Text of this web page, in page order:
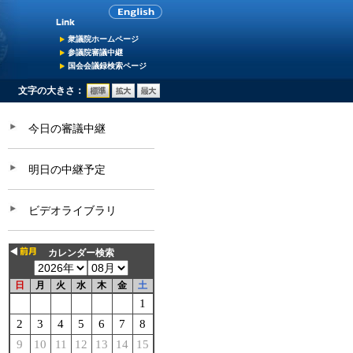
衆議院ホームページ
参議院審議中継
国会会議録検索ページ
文字の大きさ：
今日の審議中継
明日の中継予定
ビデオライブラリ
カレンダー検索
日 月 火 水 木 金 土
1
2
3 4 5 6 7
8
9
10 11 12 13 14
15